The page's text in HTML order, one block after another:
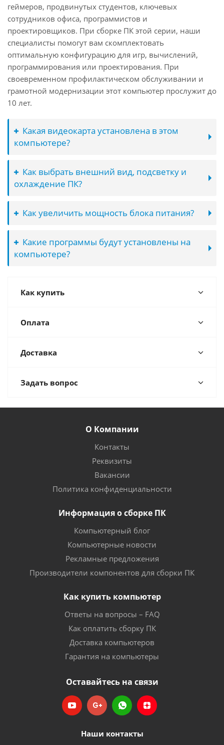
геймеров, продвинутых студентов, ключевых
сотрудников офиса, программистов и
проектировщиков. При сборке ПК этой серии, наши
специалисты помогут вам скомплектовать
оптимальную конфигурацию для игр, вычислений,
программирования или проектирования. При
своевременном профилактическом обслуживании и
грамотной модернизации этот компьютер прослужит до
10 лет.
Какая видеокарта установлена в этом
компьютере?
Как выбрать внешний вид, подсветку и
охлаждение ПК?
Как увеличить мощность блока питания?
Какие программы будут установлены на
компьютере?
Как купить
Оплата
Доставка
Задать вопрос
О Компании
Контакты
Реквизиты
Вакансии
Политика конфиденциальности
Информация о сборке ПК
Компьютерный блог
Компьютерные новости
Рекламные предложения
Производители компонентов для сборки ПК
Как купить компьютер
Ответы на вопросы – FAQ
Как оплатить сборку ПК
Доставка компьютеров
Гарантия на компьютеры
Оставайтесь на связи
Наши контакты